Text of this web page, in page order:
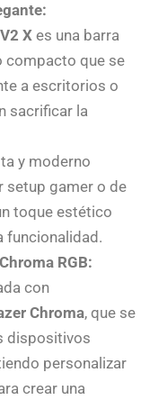
Xes una barra
compacto que se
a escritorios o
sacrificar la
y moderno
setup gamer o de
toque estético
funcionalidad.
RGB:
con
Chroma, que se
dispositivos
personalizar
crear una